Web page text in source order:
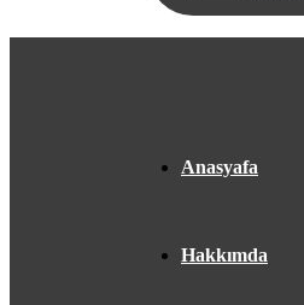
Anasyafa
Hakkımda